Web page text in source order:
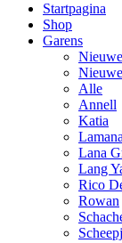
Startpagina
Shop
Garens
Alle
Annell
Katia
Lamana
Lana
Lang
Rico
Rowan